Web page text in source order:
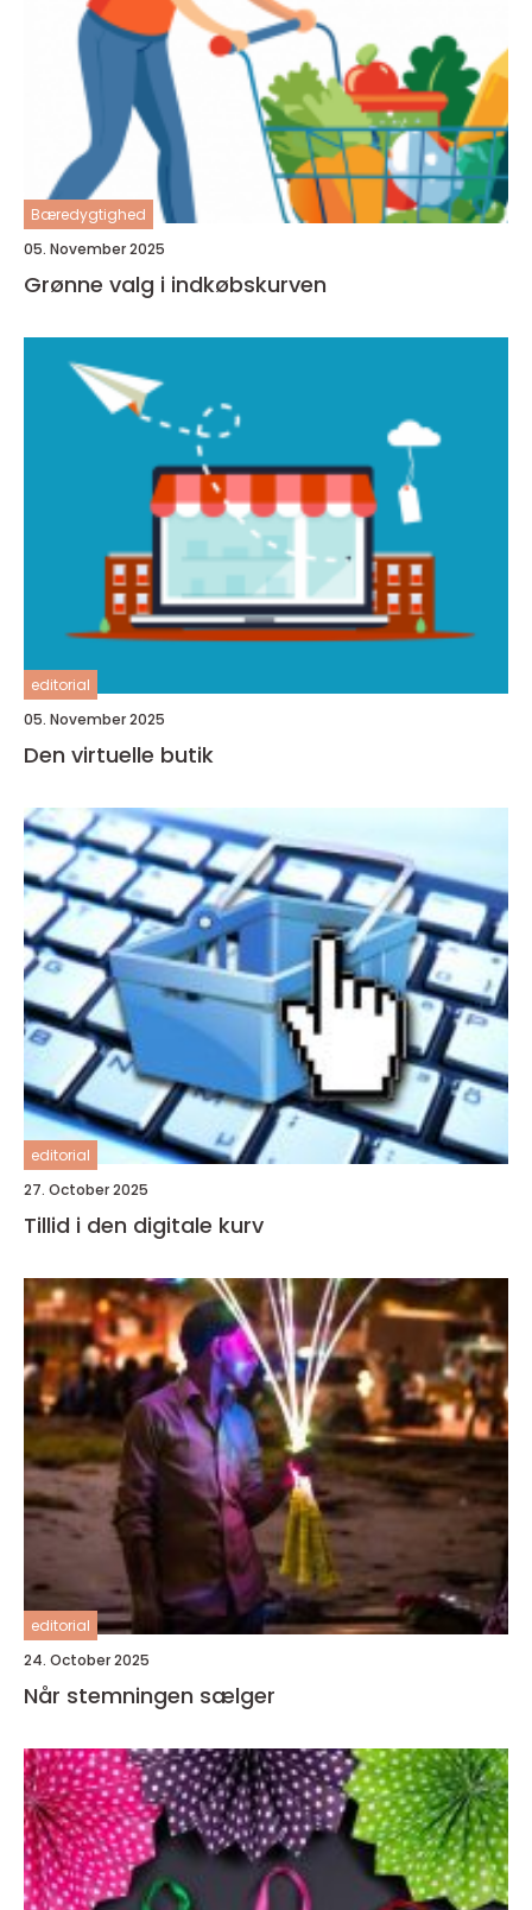
Bæredygtighed
05. November 2025
Grønne valg i indkøbskurven
editorial
05. November 2025
Den virtuelle butik
editorial
27. October 2025
Tillid i den digitale kurv
editorial
24. October 2025
Når stemningen sælger